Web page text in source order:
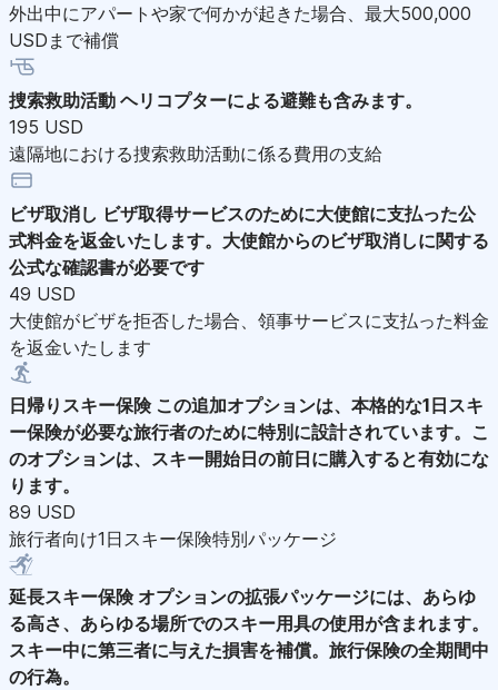
外出中にアパートや家で何かが起きた場合、最大500,000
USDまで補償
捜索救助活動 ヘリコプターによる避難も含みます。
195 USD
遠隔地における捜索救助活動に係る費用の支給
ビザ取消し ビザ取得サービスのために大使館に支払った公
式料金を返金いたします。大使館からのビザ取消しに関する
公式な確認書が必要です
49 USD
大使館がビザを拒否した場合、領事サービスに支払った料金
を返金いたします
日帰りスキー保険 この追加オプションは、本格的な1日スキ
ー保険が必要な旅行者のために特別に設計されています。こ
のオプションは、スキー開始日の前日に購入すると有効にな
ります。
89 USD
旅行者向け1日スキー保険特別パッケージ
延長スキー保険 オプションの拡張パッケージには、あらゆ
る高さ、あらゆる場所でのスキー用具の使用が含まれます。
スキー中に第三者に与えた損害を補償。旅行保険の全期間中
の行為。